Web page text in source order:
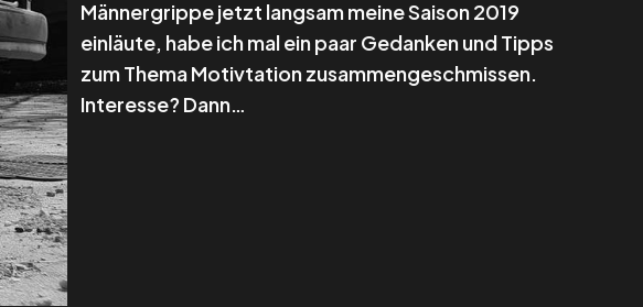
Männergrippe jetzt langsam meine Saison 2019
einläute, habe ich mal ein paar Gedanken und Tipps
zum Thema Motivtation zusammengeschmissen.
Interesse? Dann…